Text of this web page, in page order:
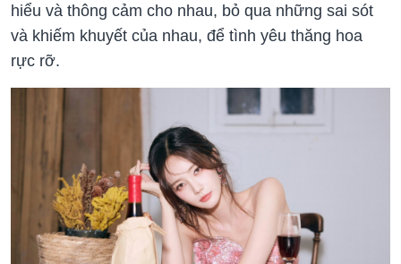
hiểu và thông cảm cho nhau, bỏ qua những sai sót
và khiếm khuyết của nhau, để tình yêu thăng hoa
rực rỡ.